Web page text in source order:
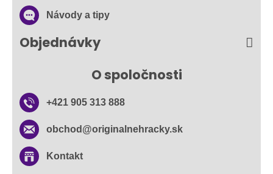
Návody a tipy
Objednávky
O spoločnosti
+421 905 313 888
obchod​@originalnehracky​.sk
Kontakt